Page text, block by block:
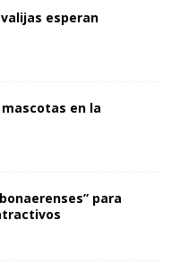
esperan
mascotas en la
para